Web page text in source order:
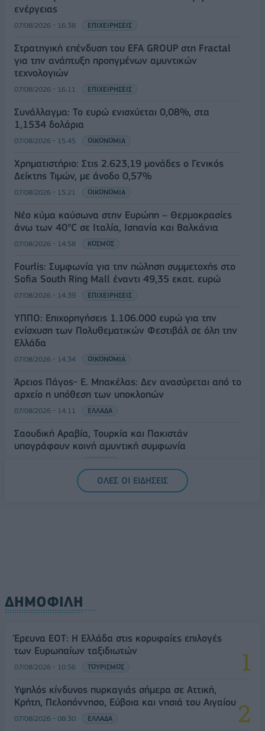
ενέργειας
07/08/2026 - 16:38 ΕΠΙΧΕΙΡΗΣΕΙΣ
Στρατηγική επένδυση του EFA GROUP στη Fractal
για την ανάπτυξη προηγμένων αμυντικών
τεχνολογιών
07/08/2026 - 16:11 ΕΠΙΧΕΙΡΗΣΕΙΣ
Συνάλλαγμα: Το ευρώ ενισχύεται 0,08%, στα
1,1534 δολάρια
07/08/2026 - 15:45 ΟΙΚΟΝΟΜΙΑ
Χρηματιστήριο: Στις 2.623,19 μονάδες ο Γενικός
Δείκτης Τιμών, με άνοδο 0,57%
07/08/2026 - 15:21 ΟΙΚΟΝΟΜΙΑ
Νέο κύμα καύσωνα στην Ευρώπη – Θερμοκρασίες
άνω των 40°C σε Ιταλία, Ισπανία και Βαλκάνια
07/08/2026 - 14:58 ΚΟΣΜΟΣ
Fourlis: Συμφωνία για την πώληση συμμετοχής στο
Sofia South Ring Mall έναντι 49,35 εκατ. ευρώ
07/08/2026 - 14:39 ΕΠΙΧΕΙΡΗΣΕΙΣ
ΥΠΠΟ: Επιχορηγήσεις 1.106.000 ευρώ για την
ενίσχυση των Πολυθεματικών Φεστιβάλ σε όλη την
Ελλάδα
07/08/2026 - 14:34 ΟΙΚΟΝΟΜΙΑ
Άρειος Πάγος- Ε. Μπακέλας: Δεν ανασύρεται από το
αρχείο η υπόθεση των υποκλοπών
07/08/2026 - 14:11 ΕΛΛΑΔΑ
Σαουδική Αραβία, Τουρκία και Πακιστάν
υπογράφουν κοινή αμυντική συμφωνία
ΟΛΕΣ ΟΙ ΕΙΔΗΣΕΙΣ
ΔΗΜΟΦΙΛΗ
Έρευνα ΕΟΤ: Η Ελλάδα στις κορυφαίες επιλογές
των Ευρωπαίων ταξιδιωτών
07/08/2026 - 10:56 ΤΟΥΡΙΣΜΟΣ
Υψηλός κίνδυνος πυρκαγιάς σήμερα σε Αττική,
Κρήτη, Πελοπόννησο, Εύβοια και νησιά του Αιγαίου
07/08/2026 - 08:30 ΕΛΛΑΔΑ